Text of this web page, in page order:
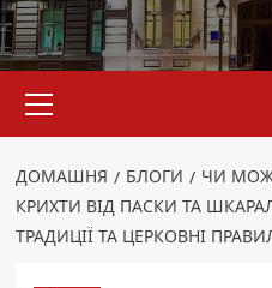
меню
ДОМАШНЯ БЛОГИ
ЧИ
КРИХТИ ВІД ПАСКИ ТА
ТРАДИЦІЇ ТА ЦЕРКОВНІ